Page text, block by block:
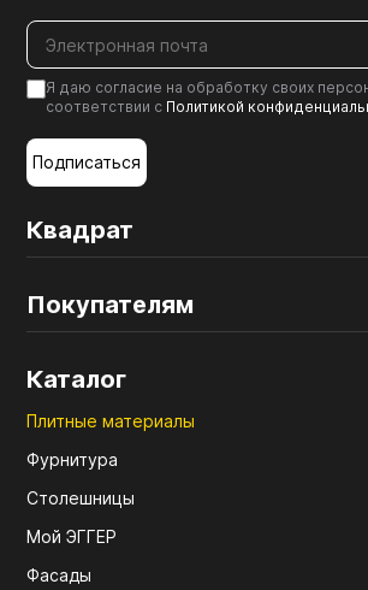
Квадрат
Покупателям
Каталог
Плитные материалы
Фурнитура
Столешницы
Мой ЭГГЕР
Фасады
Я даю согласие на обработку своих
соответствии с Политикой
Подписаться